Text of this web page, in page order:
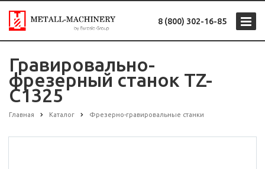
8 (800) 302-16-85
Гравировально-
фрезерный станок TZ-
C1325
Главная Каталог Фрезерно-гравировальные станки